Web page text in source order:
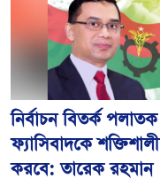
নির্বাচন বিতর্ক পলাতক
ফ্যাসিবাদকে শক্তিশালী
করবে: তারেক রহমান